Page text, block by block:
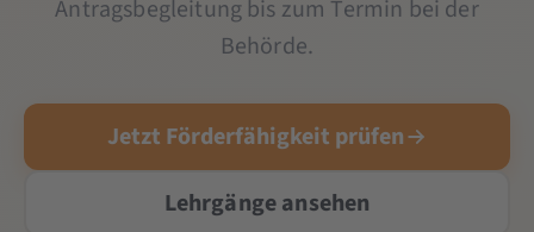
Antragsbegleitung bis zum Termin bei der
Behörde.
Jetzt Förderfähigkeit prüfen
Lehrgänge ansehen